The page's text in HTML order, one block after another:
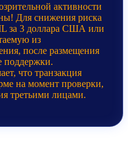
активности
Для снижения риска
за 3 доллара США или
из
после размещения
поддержки.
что транзакция
на момент проверки,
третьими лицами.